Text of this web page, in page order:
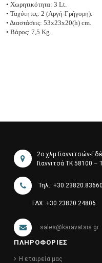
• Χωρητικότητα: 3 Lt.
• Ταχύτητες: 2 (Αργή-Γρήγορη).
• Διαστάσεις: 53x23x20(h) cm.
• Βάρος: 7,5 Kg.
2ο χλμ Γιαννιτσών-
Γιαννιτσά ΤΚ 58100 –
Τηλ.: +30.23820.83660
FAX: +30.23820.24806
sales@karavatsis.gr
ΠΛΗΡΟΦΟΡΙΕΣ
Η εταιρεία μας